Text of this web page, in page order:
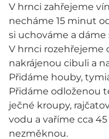
V hrnci zahřejeme
necháme 15 minut
si uchováme a dáme
V hrnci rozehřejeme
nakrájenou cibuli a
Přidáme houby,
Přidáme odloženou
ječné kroupy,
vodu a vaříme cca
nezměknou.